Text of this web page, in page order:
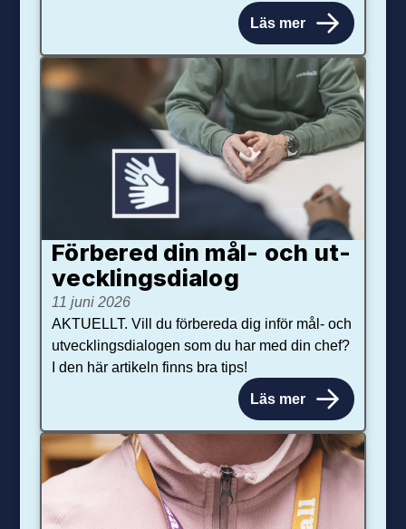
Läs mer
Förbered din mål- och ut­
veck­lings­dialog
11 juni 2026
AKTUELLT. Vill du förbereda dig inför mål- och
utvecklingsdialogen som du har med din chef?
I den här artikeln finns bra tips!
Läs mer